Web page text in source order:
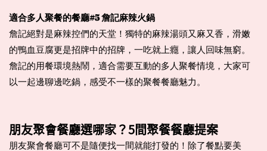
適合多人聚餐的餐廳#5 詹記麻辣火鍋
詹記絕對是麻辣控們的天堂！獨特的麻辣湯頭又麻又香，滑嫩
的鴨血豆腐更是招牌中的招牌，一吃就上癮，讓人回味無窮。
詹記的用餐環境熱鬧，適合需要互動的多人聚餐情境，大家可
以一起邊聊邊吃鍋，感受不一樣的聚餐餐廳魅力。
朋友聚會餐廳選哪家？5間聚餐餐廳提案
朋友聚會餐廳可不是隨便找一間就能打發的！除了餐點要美